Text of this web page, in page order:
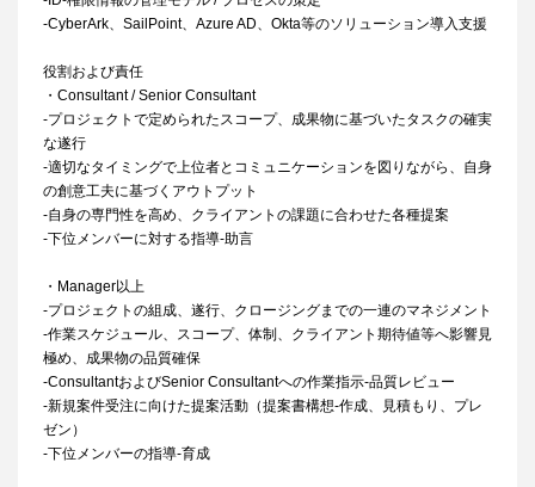
-CyberArk、SailPoint、Azure AD、Okta等のソリューション導入支援
役割および責任
・Consultant / Senior Consultant
-プロジェクトで定められたスコープ、成果物に基づいたタスクの確実
な遂行
-適切なタイミングで上位者とコミュニケーションを図りながら、自身
の創意工夫に基づくアウトプット
-自身の専門性を高め、クライアントの課題に合わせた各種提案
-下位メンバーに対する指導-助言
・Manager以上
-プロジェクトの組成、遂行、クロージングまでの一連のマネジメント
-作業スケジュール、スコープ、体制、クライアント期待値等へ影響見
極め、成果物の品質確保
-ConsultantおよびSenior Consultantへの作業指示-品質レビュー
-新規案件受注に向けた提案活動（提案書構想-作成、見積もり、プレ
ゼン）
-下位メンバーの指導-育成